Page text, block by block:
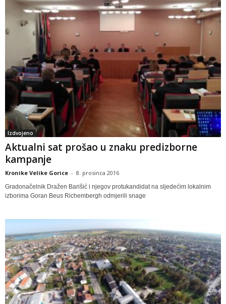
Izdvojeno
Aktualni sat prošao u znaku predizborne
kampanje
Kronike Velike Gorice - 8. prosinca 2016
Gradonačelnik Dražen Barišić i njegov protukandidat na sljedećim lokalnim
izborima Goran Beus Richembergh odmjerili snage